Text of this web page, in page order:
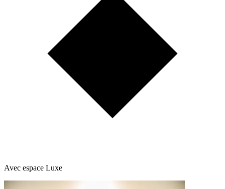
Avec espace Luxe